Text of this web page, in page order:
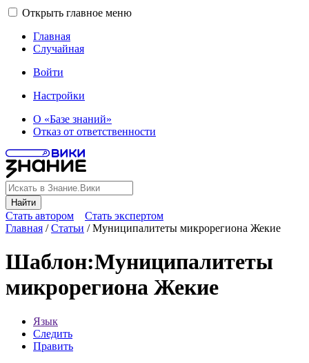
Открыть главное меню
Главная
Случайная
Войти
Настройки
О «Базе знаний»
Отказ от ответственности
Найти
Стать автором
Стать экспертом
Главная /Статьи /Муниципалитеты микрорегиона Жекие
Шаблон:Муниципалитеты
микрорегиона Жекие
Язык
Следить
Править